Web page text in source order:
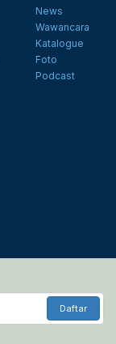
News
Wawancara
Katalogue
Foto
Podcast
Daftar